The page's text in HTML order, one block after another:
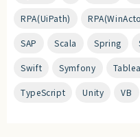
RPA(UiPath)
SAP Scala Spring
Swift Symfony
TypeScript Unity VB